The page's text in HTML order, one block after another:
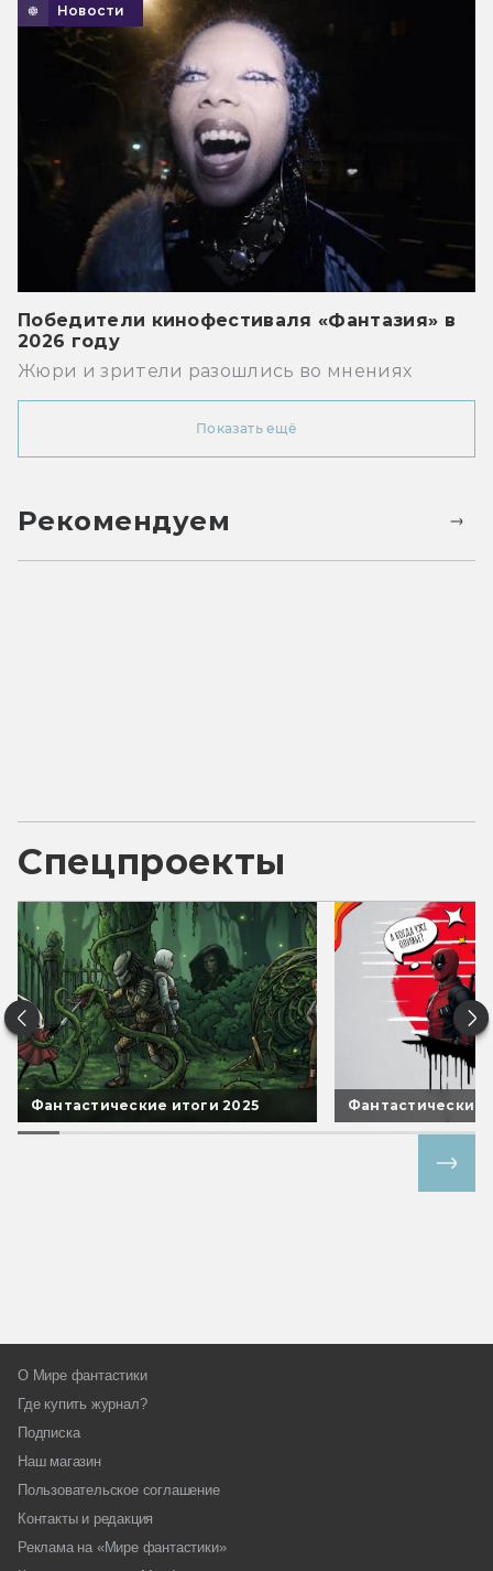
Новости
Победители кинофестиваля «Фантазия» в
2026 году
Жюри и зрители разошлись во мнениях
Показать ещё
Рекомендуем
Спецпроекты
Фантастические итоги 2025 Фантастические
О Мире фантастики
Где купить журнал?
Подписка
Наш магазин
Пользовательское соглашение
Контакты и редакция
Реклама на «Мире фантастики»